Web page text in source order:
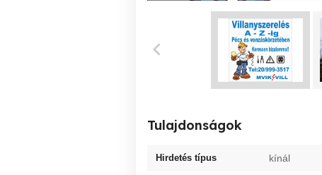
Tulajdonságok
Hirdetés típus kínál